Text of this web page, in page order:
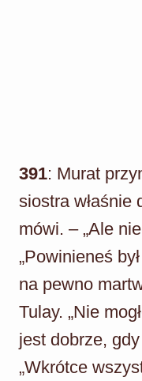
391: Murat
siostra właśnie
mówi. – „Ale
„Powinieneś
na pewno
Tulay. „Nie
jest dobrze,
„Wkrótce